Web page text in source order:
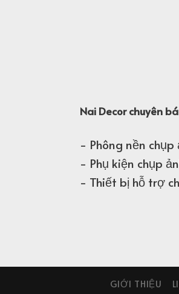
Nai Decor chuyên
- Phông nền chụp
- Phụ kiện chụp
- Thiết bị hỗ trợ
GIỚI THIỆU